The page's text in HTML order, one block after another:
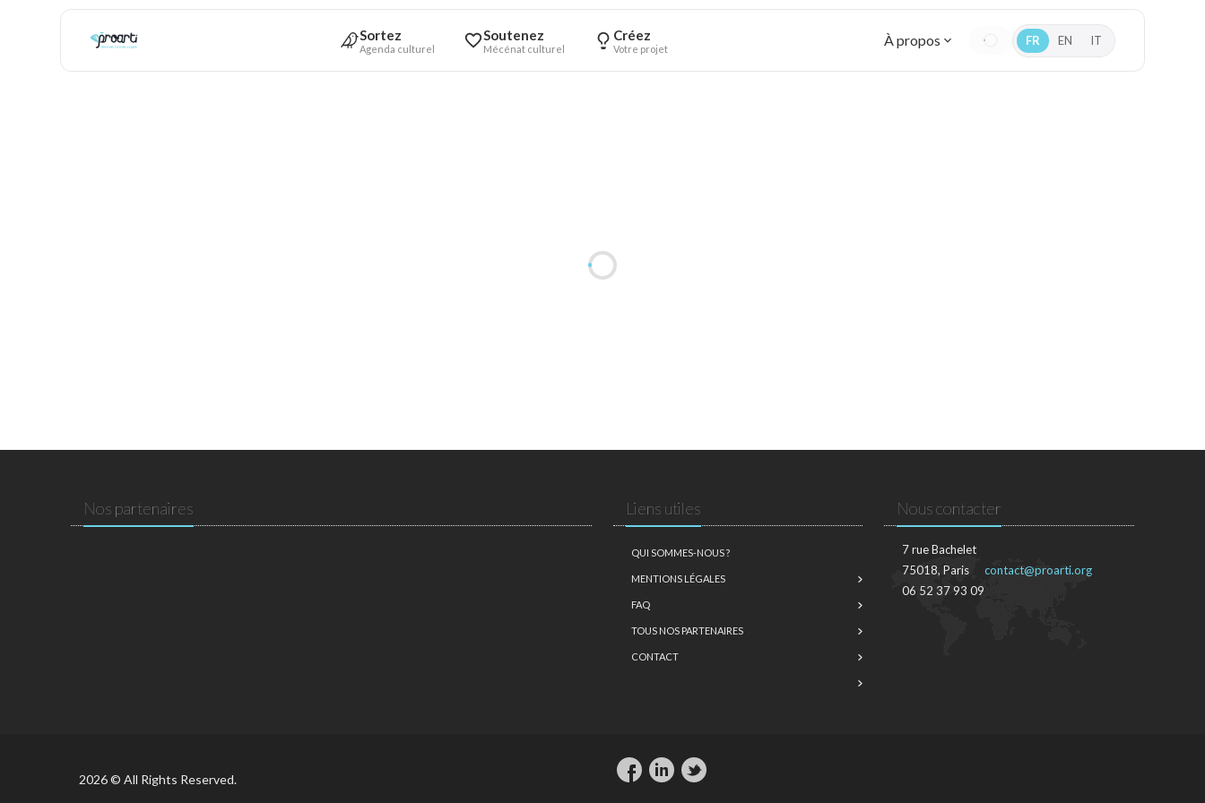
Sortez
Agenda culturel
Soutenez
Mécénat culturel
Créez
Votre projet À propos FR EN IT
Nos partenaires Liens utiles
QUI SOMMES-NOUS ?
MENTIONS LÉGALES
FAQ
TOUS NOS PARTENAIRES
CONTACT
Nous contacter
7 rue Bachelet
75018, Paris
06 52 37 93 09
contact@proarti.org
2026 © All Rights Reserved.